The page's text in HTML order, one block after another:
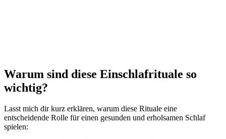
Warum sind diese Einschlafrituale so
wichtig?
Lasst mich dir kurz erklären, warum diese Rituale eine
entscheidende Rolle für einen gesunden und erholsamen Schlaf
spielen: